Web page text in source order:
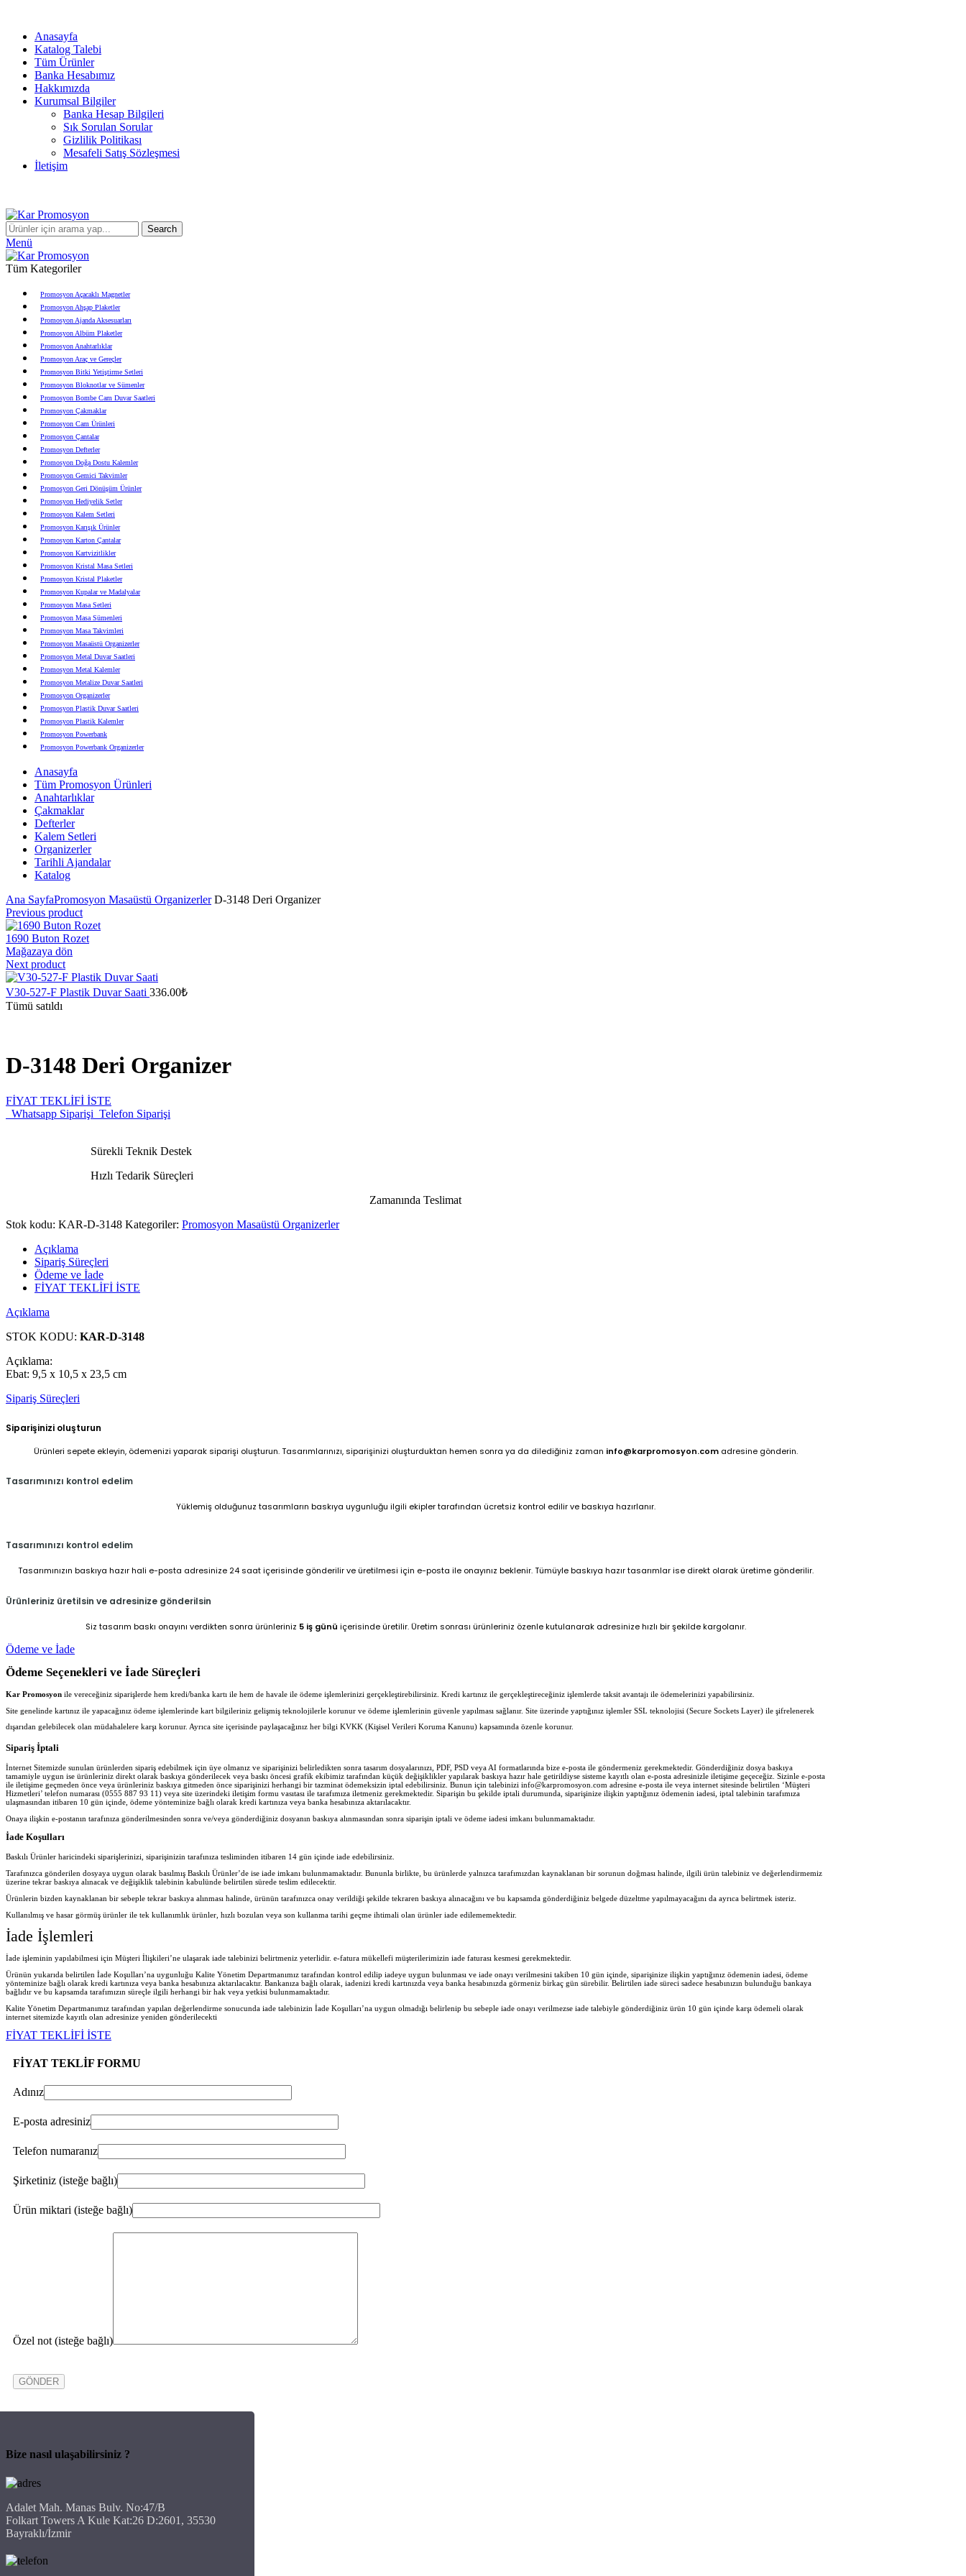
Anasayfa
Katalog Talebi
Tüm Ürünler
Banka Hesabımız
Hakkımızda
Kurumsal Bilgiler
Banka Hesap Bilgileri
Sık Sorulan Sorular
Gizlilik Politikası
Mesafeli Satış Sözleşmesi
İletişim
Search
Menü
Tüm Kategoriler
Promosyon Açacaklı Magnetler
Promosyon Ahşap Plaketler
Promosyon Ajanda Aksesuarları
Promosyon Albüm Plaketler
Promosyon Anahtarlıklar
Promosyon Araç ve Gereçler
Promosyon Bitki Yetiştirme Setleri
Promosyon Bloknotlar ve Sümenler
Promosyon Bombe Cam Duvar Saatleri
Promosyon Çakmaklar
Promosyon Cam Ürünleri
Promosyon Çantalar
Promosyon Defterler
Promosyon Doğa Dostu Kalemler
Promosyon Gemici Takvimler
Promosyon Geri Dönüşüm Ürünler
Promosyon Hediyelik Setler
Promosyon Kalem Setleri
Promosyon Karışık Ürünler
Promosyon Karton Çantalar
Promosyon Kartvizitlikler
Promosyon Kristal Masa Setleri
Promosyon Kristal Plaketler
Promosyon Kupalar ve Madalyalar
Promosyon Masa Setleri
Promosyon Masa Sümenleri
Promosyon Masa Takvimleri
Promosyon Masaüstü Organizerler
Promosyon Metal Duvar Saatleri
Promosyon Metal Kalemler
Promosyon Metalize Duvar Saatleri
Promosyon Organizerler
Promosyon Plastik Duvar Saatleri
Promosyon Plastik Kalemler
Promosyon Powerbank
Promosyon Powerbank Organizerler
Promosyon Şapka
Promosyon Sekreter Bloknotlar
Promosyon Seramik ve Porselen Ürünler
Promosyon Speakerlar
Promosyon Tarihli Ajandalar
Promosyon Teknoloji Ürünleri
Promosyon Telefon Standları
Promosyon Termoslar
Promosyon Tişörtler
Anasayfa
Tüm Promosyon Ürünleri
Anahtarlıklar
Çakmaklar
Defterler
Kalem Setleri
Organizerler
Tarihli Ajandalar
Katalog
Ana SayfaPromosyon Masaüstü OrganizerlerD-3148 Deri Organizer
Previous product
1690 Buton Rozet
Mağazaya dön
Next product
V30-527-F Plastik Duvar Saati 336.00₺
Tümü satıldı
D-3148 Deri Organizer
FİYAT TEKLİFİ İSTE
Whatsapp Siparişi Telefon Siparişi
Sürekli Teknik Destek
Hızlı Tedarik Süreçleri
Zamanında Teslimat
Stok kodu: KAR-D-3148 Kategoriler: Promosyon Masaüstü Organizerler
Açıklama
Sipariş Süreçleri
Ödeme ve İade
FİYAT TEKLİFİ İSTE
Açıklama
STOK KODU: KAR-D-3148
Açıklama:
Ebat: 9,5 x 10,5 x 23,5 cm
Sipariş Süreçleri
Siparişinizi oluşturun
Ürünleri sepete ekleyin, ödemenizi yaparak siparişi oluşturun. Tasarımlarınızı, siparişinizi oluşturduktan hemen sonra ya da dilediğiniz zaman info@karpromosyon.comadresine gönderin.
Tasarımınızı kontrol edelim
Yüklemiş olduğunuz tasarımların baskıya uygunluğu ilgili ekipler tarafından ücretsiz kontrol edilir ve baskıya hazırlanır.
Tasarımınızı kontrol edelim
Tasarımınızın baskıya hazır hali e-posta adresinize 24 saat içerisinde gönderilir ve üretilmesi için e-posta ile onayınız beklenir. Tümüyle baskıya hazır tasarımlar ise direkt olarak üretime gönderilir.
Ürünleriniz üretilsin ve adresinize gönderilsin
Siz tasarım baskı onayını verdikten sonra ürünleriniz 5 iş günü içerisinde üretilir. Üretim sonrası ürünleriniz özenle kutulanarak adresinize hızlı bir şekilde kargolanır.
Ödeme ve İade
Ödeme Seçenekleri ve İade Süreçleri
Kar Promosyon ile vereceğiniz siparişlerde hem kredi/banka kartı ile hem de havale ile ödeme işlemlerinizi gerçekleştirebilirsiniz. Kredi kartınız ile gerçekleştireceğiniz işlemlerde taksit avantajı ile ödemelerinizi yapabilirsiniz.
Site genelinde kartınız ile yapacağınız ödeme işlemlerinde kart bilgileriniz gelişmiş teknolojilerle korunur ve ödeme işlemlerinin güvenle yapılması sağlanır. Site üzerinde yaptığınız işlemler SSL teknolojisi (Secure Sockets Layer) ile şifrelenerek
dışarıdan gelebilecek olan müdahalelere karşı korunur. Ayrıca site içerisinde paylaşacağınız her bilgi KVKK (Kişisel Verileri Koruma Kanunu) kapsamında özenle korunur.
Sipariş İptali
İnternet Sitemizde sunulan ürünlerden sipariş edebilmek için üye olmanız ve siparişinizi belirledikten sonra tasarım dosyalarınızı, PDF, PSD veya AI formatlarında bize e-posta ile göndermeniz gerekmektedir. Gönderdiğiniz dosya baskıya
tamamiyle uygun ise ürünleriniz direkt olarak baskıya gönderilecek veya baskı öncesi grafik ekibimiz tarafından küçük değişiklikler yapılarak baskıya hazır hale getirildiyse sisteme kayıtlı olan e-posta adresinizle iletişime geçeceğiz. Sizinle e-posta
ile iletişime geçmeden önce veya ürünleriniz baskıya gitmeden önce siparişinizi herhangi bir tazminat ödemeksizin iptal edebilirsiniz. Bunun için talebinizi info@karpromosyon.com adresine e-posta ile veya internet sitesinde belirtilen ‘Müşteri
Hizmetleri’ telefon numarası (0555 887 93 11) veya site üzerindeki iletişim formu vasıtası ile tarafımıza iletmeniz gerekmektedir. Siparişin bu şekilde iptali durumunda, siparişinize ilişkin yaptığınız ödemenin iadesi, iptal talebinin tarafımıza
ulaşmasından itibaren 10 gün içinde, ödeme yönteminize bağlı olarak kredi kartınıza veya banka hesabınıza aktarılacaktır.
Onaya ilişkin e-postanın tarafınıza gönderilmesinden sonra ve/veya gönderdiğiniz dosyanın baskıya alınmasından sonra siparişin iptali ve ödeme iadesi imkanı bulunmamaktadır.
İade Koşulları
Baskılı Ürünler haricindeki siparişlerinizi, siparişinizin tarafınıza tesliminden itibaren 14 gün içinde iade edebilirsiniz.
Tarafınızca gönderilen dosyaya uygun olarak basılmış Baskılı Ürünler’de ise iade imkanı bulunmamaktadır. Bununla birlikte, bu ürünlerde yalnızca tarafımızdan kaynaklanan bir sorunun doğması halinde, ilgili ürün talebiniz ve değerlendirmemiz
üzerine tekrar baskıya alınacak ve değişiklik talebinin kabulünde belirtilen sürede teslim edilecektir.
Ürünlerin bizden kaynaklanan bir sebeple tekrar baskıya alınması halinde, ürünün tarafınızca onay verildiği şekilde tekraren baskıya alınacağını ve bu kapsamda gönderdiğiniz belgede düzeltme yapılmayacağını da ayrıca belirtmek isteriz.
Kullanılmış ve hasar görmüş ürünler ile tek kullanımlık ürünler, hızlı bozulan veya son kullanma tarihi geçme ihtimali olan ürünler iade edilememektedir.
İade İşlemleri
İade işleminin yapılabilmesi için Müşteri İlişkileri’ne ulaşarak iade talebinizi belirtmeniz yeterlidir. e-fatura mükellefi müşterilerimizin iade faturası kesmesi gerekmektedir.
Ürünün yukarıda belirtilen İade Koşulları’na uygunluğu Kalite Yönetim Departmanımız tarafından kontrol edilip iadeye uygun bulunması ve iade onayı verilmesini takiben 10 gün içinde, siparişinize ilişkin yaptığınız ödemenin iadesi, ödeme
yönteminize bağlı olarak kredi kartınıza veya banka hesabınıza aktarılacaktır. Bankanıza bağlı olarak, iadenizi kredi kartınızda veya banka hesabınızda görmeniz birkaç gün sürebilir. Belirtilen iade süreci sadece hesabınızın bulunduğu bankaya
bağlıdır ve bu kapsamda tarafımızın süreçle ilgili herhangi bir hak veya yetkisi bulunmamaktadır.
Kalite Yönetim Departmanımız tarafından yapılan değerlendirme sonucunda iade talebinizin İade Koşulları’na uygun olmadığı belirlenip bu sebeple iade onayı verilmezse iade talebiyle gönderdiğiniz ürün 10 gün içinde karşı ödemeli olarak
internet sitemizde kayıtlı olan adresinize yeniden gönderilecekti
FİYAT TEKLİFİ İSTE
FİYAT TEKLİF FORMU
Adınız
E-posta adresiniz
Telefon numaranız
Şirketiniz (isteğe bağlı)
Ürün miktari (isteğe bağlı)
Özel not (isteğe bağlı)
Bize nasıl ulaşabilirsiniz ?
Adalet Mah. Manas Bulv. No:47/B
Folkart Towers A Kule Kat:26 D:2601, 35530
Bayraklı/İzmir